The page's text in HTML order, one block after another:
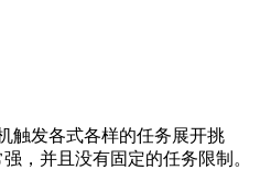
触发各式各样的任务展开挑
，并且没有固定的任务限制。